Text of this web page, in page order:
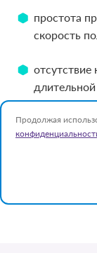
простота
скорость
Поздравляем
Центр
Продолжая